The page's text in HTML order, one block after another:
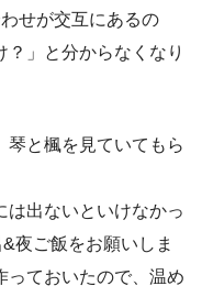
せが交互にあるの
」と分からなくなり
琴と楓を見ていてもら
は出ないといけなかっ
夜ご飯をお願いしま
っておいたので、温め